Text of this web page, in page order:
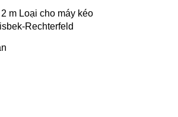
2 m Loại cho máy kéo
Rechterfeld